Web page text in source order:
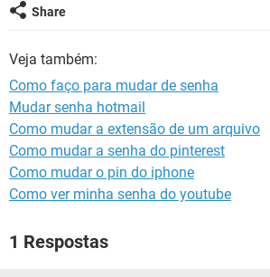
INSTAGRAM
Share
Veja também:
Como faço para mudar de senha
Mudar senha hotmail
Como mudar a extensão de um arquivo
Como mudar a senha do pinterest
Como mudar o pin do iphone
Como ver minha senha do youtube
1 Respostas